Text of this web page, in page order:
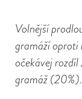
Volnější
gramáží oproti
očekávej
gramáž (20%).